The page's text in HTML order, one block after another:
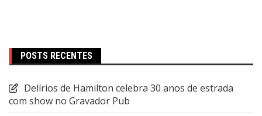
POSTS RECENTES
Delírios de Hamilton celebra 30 anos de estrada
com show no Gravador Pub